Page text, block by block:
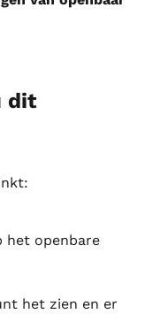
dit
het openbare
het zien en er